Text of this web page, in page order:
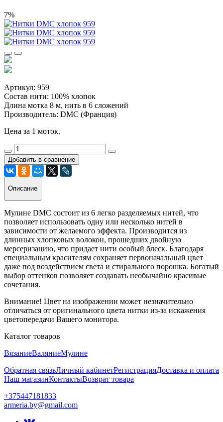
7%
Артикул: 959
Состав нити: 100% хлопок
Длина мотка 8 м, нить в 6 сложений
Производитель: DMC (Франция)
Цена за 1 моток.
Добавить в сравнение
Описание
Мулине DMC состоит из 6 легко разделяемых нитей, что
позволяет использовать одну или несколько нитей в
зависимости от желаемого эффекта. Производится из
длинных хлопковых волокон, прошедших двойную
мерсеризацию, что придает нити особый блеск. Благодаря
специальным красителям сохраняет первоначальный цвет
даже под воздействием света и стирального порошка. Богатый
выбор оттенков позволяет создавать необычайно красивые
сочетания.
Внимание! Цвет на изображении может незначительно
отличаться от оригинального цвета нитки из-за искажения
цветопередачи Вашего монитора.
Каталог товаров
ВязаниеВаляниеМулине
Обратная связьЛичный кабинетРегистрацияДоставка и оплата
Наш магазинКонтактыВозврат товара
+375447181833
armeria.by@gmail.com